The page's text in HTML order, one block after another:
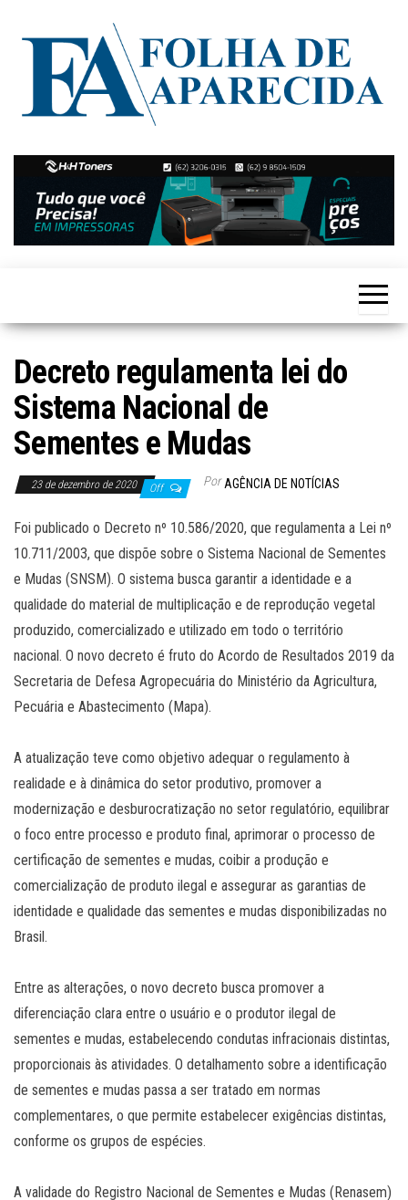
Folha de
Aparecida
Notícias
de
Aparecida
de
Goiânia
Decreto regulamenta lei do
Sistema Nacional de
Sementes e Mudas
23 de dezembro de 2020 Off Por AGÊNCIA DE NOTÍCIAS
Foi publicado o Decreto nº 10.586/2020, que regulamenta a Lei nº
10.711/2003, que dispõe sobre o Sistema Nacional de Sementes
e Mudas (SNSM). O sistema busca garantir a identidade e a
qualidade do material de multiplicação e de reprodução vegetal
produzido, comercializado e utilizado em todo o território
nacional. O novo decreto é fruto do Acordo de Resultados 2019 da
Secretaria de Defesa Agropecuária do Ministério da Agricultura,
Pecuária e Abastecimento (Mapa).
A atualização teve como objetivo adequar o regulamento à
realidade e à dinâmica do setor produtivo, promover a
modernização e desburocratização no setor regulatório, equilibrar
o foco entre processo e produto final, aprimorar o processo de
certificação de sementes e mudas, coibir a produção e
comercialização de produto ilegal e assegurar as garantias de
identidade e qualidade das sementes e mudas disponibilizadas no
Brasil.
Entre as alterações, o novo decreto busca promover a
diferenciação clara entre o usuário e o produtor ilegal de
sementes e mudas, estabelecendo condutas infracionais distintas,
proporcionais às atividades. O detalhamento sobre a identificação
de sementes e mudas passa a ser tratado em normas
complementares, o que permite estabelecer exigências distintas,
conforme os grupos de espécies.
A validade do Registro Nacional de Sementes e Mudas (Renasem)